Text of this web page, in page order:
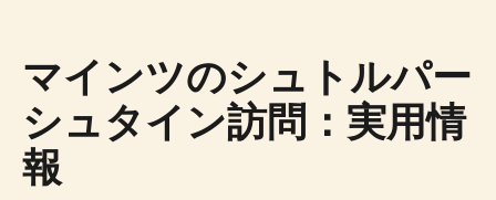
マインツのシュトルパー
シュタイン訪問：実用情
報